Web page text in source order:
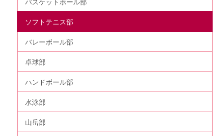
ソフトテニス部
バレーボール部
卓球部
ハンドボール部
水泳部
山岳部